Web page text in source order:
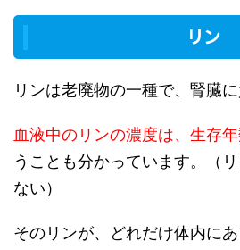
リン
リンは老廃物の一種で、腎臓に
血液中のリンの濃度は、生存
うことも分かっています。（
ない）
そのリンが、どれだけ体内にあ